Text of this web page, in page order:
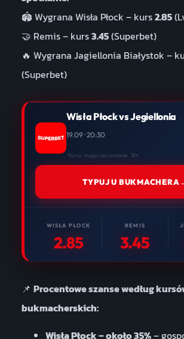
🏟️ Wygrana Wisła Płock – kurs2.85
🤝 Remis – kurs3.45(Superbet)
🔥 Wygrana Jagiellonia Białystok –
(Superbet)
Wisła Płock vs Jegiellonia
19.09 · 20:30
*kursy mogą ulec zmianie. 18+.
TYPUJ U BUKMACHERA
WISŁA PŁOCK
2.85
REMIS
3.45
📌 Procentowe szanse według
bukmacherskich:
Wisła Płock – około 35%–